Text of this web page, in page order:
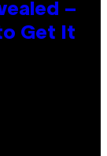
–
Get It